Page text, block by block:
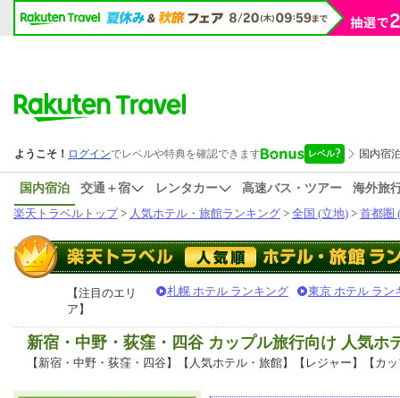
国内宿泊 交通＋宿 レンタカー 高速バス・ツアー
海外旅
楽天トラベルトップ> 人気ホテル・旅館ランキング > 全国 (立地) > 首都圏
【注目のエリ
ア】
札幌 ホテル ランキング 東京 ホテル ラン
新宿・中野・荻窪・四谷 カップル旅行向け 人気
【新宿・中野・荻窪・四谷】【人気ホテル・旅館】【レジャー】【カ